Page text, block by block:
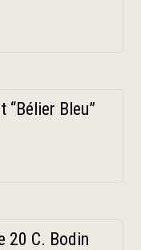
“Bélier Bleu”
20 C. Bodin